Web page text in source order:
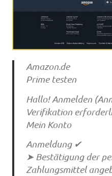
Amazon.de
Prime testen
Hallo! Anmelden
Verifikation
Mein Konto
Anmeldung ✔
➤ Bestätigung der
Zahlungsmittel